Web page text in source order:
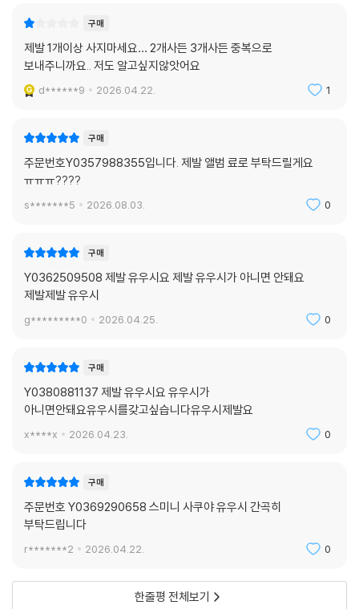
구매
제발 1개이상 사지마세요… 2개사든 3개사든 중복으로
보내주니까요.. 저도 알고싶지않앗어요
d******9 2026.04.22. 1
구매
주문번호Y0357988355입니다. 제발 앨범 료로 부탁드릴게요
ㅠㅠㅠ????
s*******5 2026.08.03. 0
구매
Y0362509508 제발 유우시요 제발 유우시가 아니면 안돼요
제발제발 유우시
g*********0 2026.04.25. 0
구매
Y0380881137 제발 유우시요 유우시가
아니면안돼요유우시를갖고싶습니다유우시제발요
x****x 2026.04.23. 0
구매
주문번호 Y0369290658 스미니 사쿠야 유우시 간곡히
부탁드립니다
r*******2 2026.04.22. 0
한줄평 전체보기